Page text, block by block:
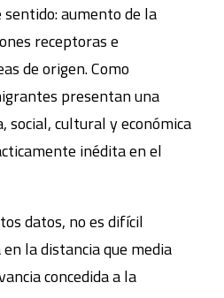
aumento de la
receptoras e
de origen. Como
presentan una
social, cultural y económica
inédita en el
datos, no es difícil
la distancia que media
concedida a la